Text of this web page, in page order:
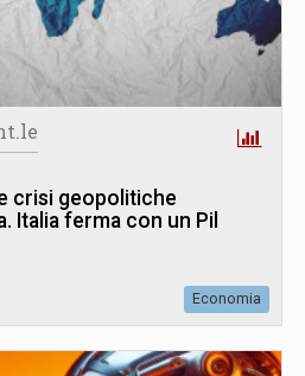
crisi geopolitiche
Italia ferma con un Pil
Economia